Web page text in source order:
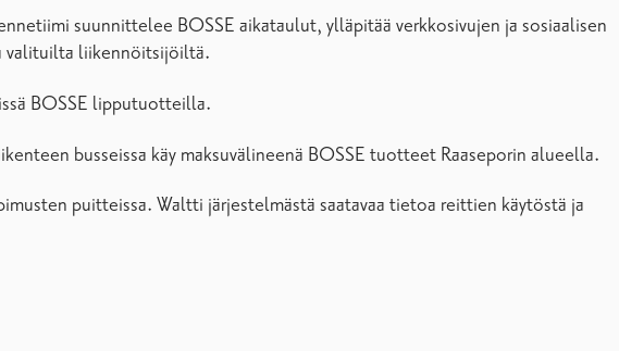
suunnittelee BOSSE aikataulut, ylläpitää verkkosivujen ja sosiaalisen
valituilta liikennöitsijöiltä.
BOSSE lipputuotteilla.
busseissa käy maksuvälineenä BOSSE tuotteet Raaseporin alueella.
puitteissa. Waltti järjestelmästä saatavaa tietoa reittien käytöstä ja